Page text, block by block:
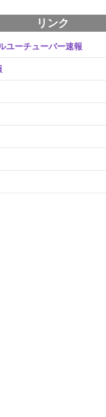
リンク
ユーチューバー速報